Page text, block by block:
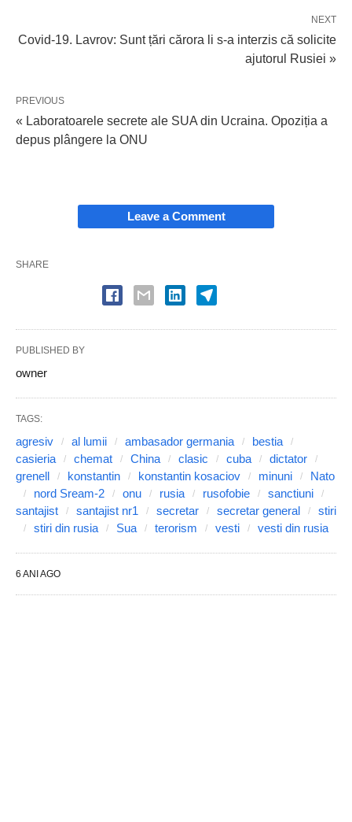
NEXT
Covid-19. Lavrov: Sunt țări cărora li s-a interzis că solicite
ajutorul Rusiei »
PREVIOUS
« Laboratoarele secrete ale SUA din Ucraina. Opoziția a
depus plângere la ONU
Leave a Comment
SHARE
PUBLISHED BY
owner
TAGS:
agresiv al lumii ambasador germania
bestia
casieria
chemat China clasic cuba
dictator
grenell
konstantin konstantin kosaciov minuni
Nato
nord Sream-2
onu rusia rusofobie
sanctiuni
santajist
santajist nr1 secretar secretar general
stiri
stiri din rusia
Sua terorism vesti vesti din rusia
6 ANI AGO